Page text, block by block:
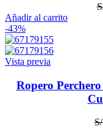
Añadir al carrito
-43%
Vista previa
Ropero
S/